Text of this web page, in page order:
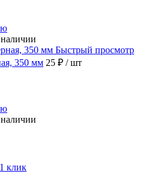
Быстрый просмотр
350 мм 25 ₽ / шт
клик